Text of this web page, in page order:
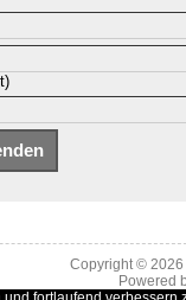
Copyright ©
Powered